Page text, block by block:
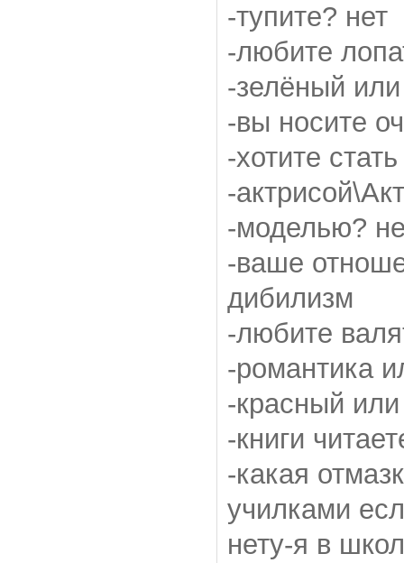
-тупите? нет
-любите
-зелёный
-вы носите
-хотите
-
-моделью?
-ваше
дибилизм
-любите
-романтика
-красный
-книги
-какая
училками
нету-я в